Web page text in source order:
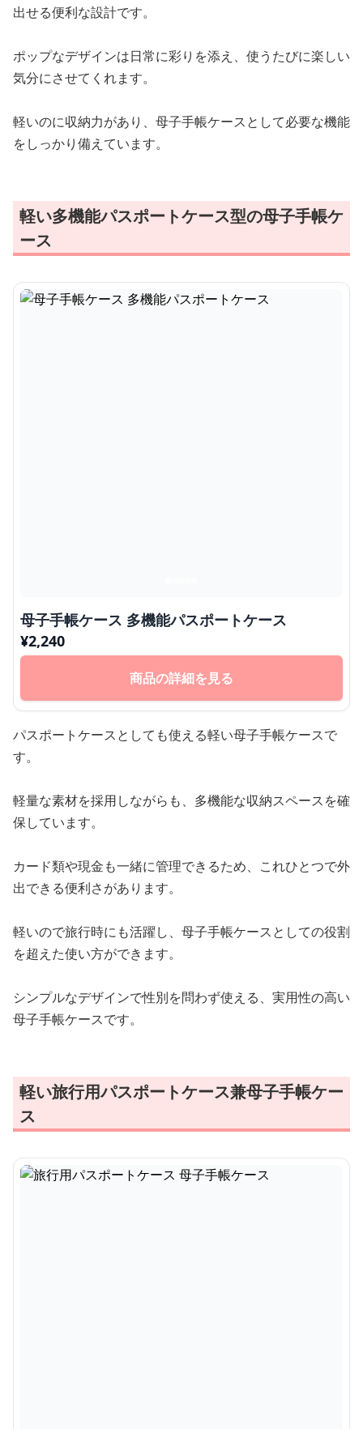
出せる便利な設計です。
ポップなデザインは日常に彩りを添え、使うたびに楽しい
気分にさせてくれます。
軽いのに収納力があり、母子手帳ケースとして必要な機能
をしっかり備えています。
軽い多機能パスポートケース型の母子手帳ケ
ース
母子手帳ケース 多機能パスポートケース
¥2,240
商品の詳細を見る
パスポートケースとしても使える軽い母子手帳ケースで
す。
軽量な素材を採用しながらも、多機能な収納スペースを確
保しています。
カード類や現金も一緒に管理できるため、これひとつで外
出できる便利さがあります。
軽いので旅行時にも活躍し、母子手帳ケースとしての役割
を超えた使い方ができます。
シンプルなデザインで性別を問わず使える、実用性の高い
母子手帳ケースです。
軽い旅行用パスポートケース兼母子手帳ケー
ス